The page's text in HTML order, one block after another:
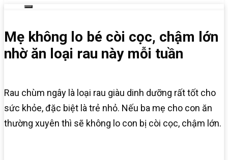
Mẹ không lo bé còi cọc, chậm lớn
nhờ ăn loại rau này mỗi tuần
Rau chùm ngây là loại rau giàu dinh dưỡng rất tốt cho
sức khỏe, đặc biệt là trẻ nhỏ. Nếu ba mẹ cho con ăn
thường xuyên thì sẽ không lo con bị còi cọc, chậm lớn.